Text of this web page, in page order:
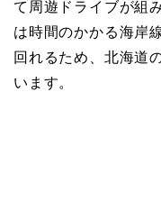
て周遊ドライブが組
は時間のかかる海岸
回れるため、北海道
います。